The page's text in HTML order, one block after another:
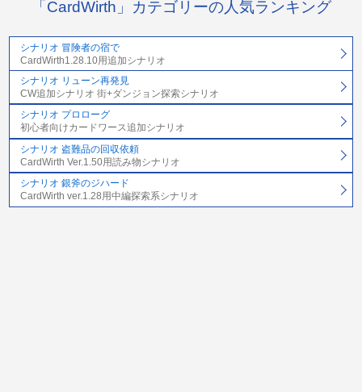
「CardWirth」カテゴリーの人気ランキング
シナリオ 冒険者の宿で
CardWirth1.28.10用追加シナリオ
シナリオ リューン再発見
CW追加シナリオ 街+ダンジョン探索シナリオ
シナリオ プロローグ
初心者向けカードワース追加シナリオ
シナリオ 盗難品の回収依頼
CardWirth Ver.1.50用読み物シナリオ
シナリオ 銀斧のジハード
CardWirth ver.1.28用中編探索系シナリオ